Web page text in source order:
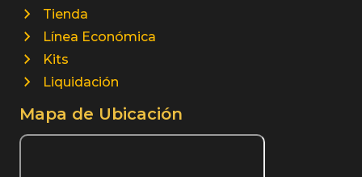
Tienda
Línea Económica
Kits
Liquidación
Mapa de Ubicación